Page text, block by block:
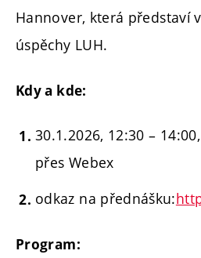
Hannover, která představí
úspěchy LUH.
Kdy a kde:
30.1.2026, 12:30 –
přes Webex
odkaz na přednášku:
Program: